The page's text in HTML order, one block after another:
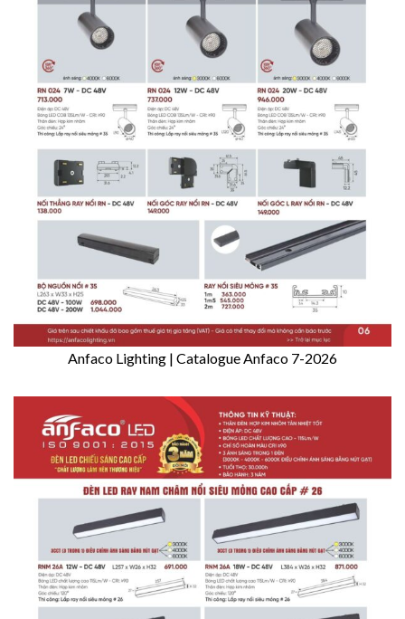
Anfaco Lighting | Catalogue Anfaco 7-2026